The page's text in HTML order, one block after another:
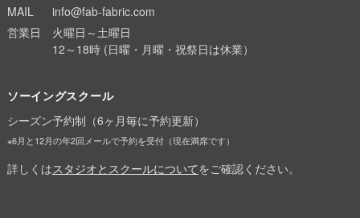
MAIL
info@fab-fabric.com
営業日
火曜日～土曜日
12～18時 (日曜・月曜・祝祭日は休業）
ソーイングスクール
シーズン予約制（6ヶ月毎に予約更新）
※6月と12月の年2回メールで予約を受付（現在満席です）
詳しくはスタジオとスクールについてをご確認ください。